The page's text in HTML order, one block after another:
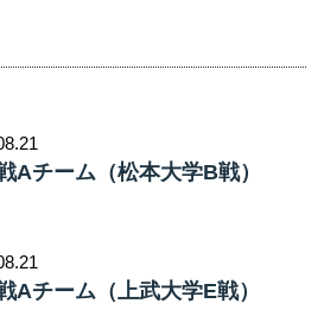
Aチーム（松本大学B戦）
Aチーム（上武大学E戦）